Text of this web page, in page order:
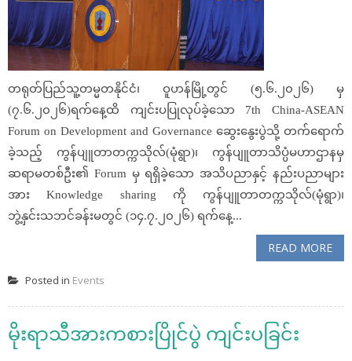
တရုတ်ပြည်သူ့တမ္မတနိုင်ငံ၊ ဝူဟန်မြို့တွင် (၅.၆.၂၀၂၆) မှ
(၇.၆.၂၀၂၆)ရက်နေ့ထိ ကျင်းပပြုလုပ်ခဲ့သော 7th China-ASEAN
Forum on Development and Governance ဆွေးနွေးပွဲသို့ တက်ရောက်
ခဲ့သည့် ကွန်ပျူတာတက္ကသိုလ်(မုံရွာ)၊ ကွန်ပျူတာသိပ္ပံမဟာဌာနမှ
ဆရာမတစ်ဦး၏ Forum မှ ရရှိခဲ့သော အသိပညာနှင့် နည်းပညာများ
အား Knowledge sharing ကို ကွန်ပျူတာတက္ကသိုလ်(မုံရွာ)၊
ဘွဲ့နှင်းသဘင်ခန်းမတွင် (၁၄.၇.၂၀၂၆) ရက်နေ့...
READ MORE
Posted in Events
မိုးရာသီအားကစားပြိုင်ပွဲ ကျင်းပခြင်း